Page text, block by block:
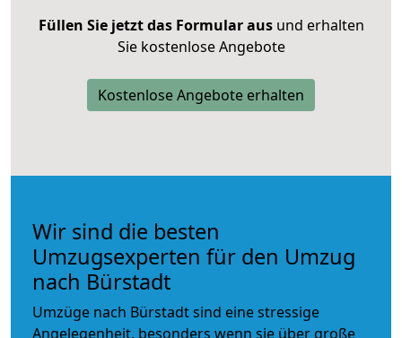
Füllen Sie jetzt das Formular ausund erhalten
Sie kostenlose Angebote
Kostenlose Angebote erhalten
Wir sind die besten
Umzugsexperten für den Umzug
nach Bürstadt
Umzüge nach Bürstadt sind eine stressige
Angelegenheit, besonders wenn sie über große